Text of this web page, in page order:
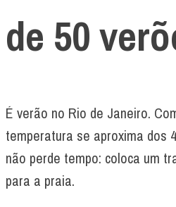
de 50
É verão no Rio de Janeiro.
temperatura se aproxima dos
não perde tempo: coloca um
para a praia.